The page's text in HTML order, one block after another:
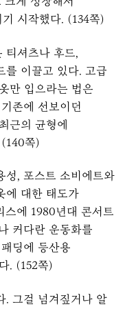
시작했다. (134쪽)
셔츠나 후드,
를 이끌고 있다. 고급
만 입으라는 법은
존에 선보이던
근의 균형에
쪽)
성, 포스트 소비에트와
에 대한 태도가
스에 1980년대 콘서트
커다란 운동화를
딩에 등산용
. (152쪽)
. 그걸 넘겨짚거나 알